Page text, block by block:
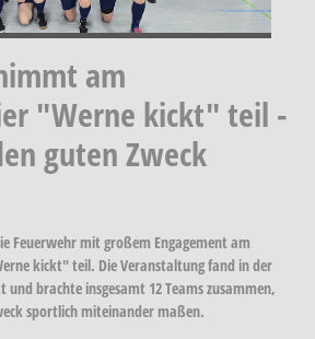
am
"Werne kickt" teil -
guten Zweck
Feuerwehr mit großem Engagement am
kickt" teil. Die Veranstaltung fand in der
brachte insgesamt 12 Teams zusammen,
sportlich miteinander maßen.